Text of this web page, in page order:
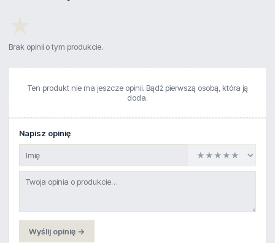
Brak opinii o tym produkcie.
Ten produkt nie ma jeszcze opinii. Bądź pierwszą osobą, która ją
doda.
Napisz opinię
Wyślij opinię →